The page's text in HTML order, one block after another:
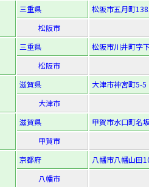
三重県
松阪市五月町
松阪市
三重県
松阪市川井町字
松阪市
滋賀県
大津市神宮町5-5
大津市
滋賀県
甲賀市水口町名
甲賀市
京都府
八幡市八幡山田
八幡市